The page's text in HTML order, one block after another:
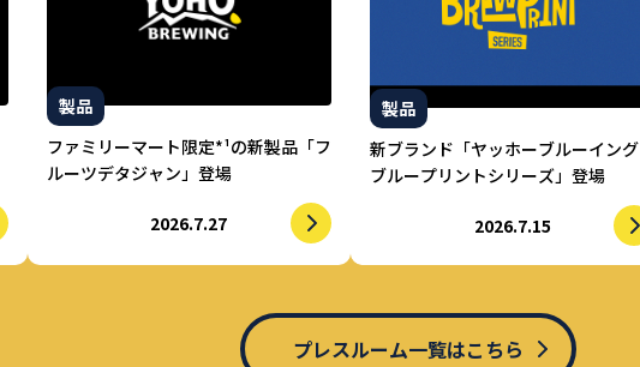
製品
ファミリーマート限定*¹の新製品「フ
ルーツデタジャン」登場
2026.7.27
製品
新ブランド「ヤッホーブルーイング
ブループリントシリーズ」登場
2026.7.15
プレスルーム一覧はこちら